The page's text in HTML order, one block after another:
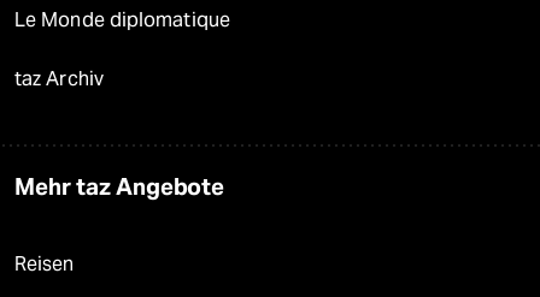
Le Monde diplomatique
taz Archiv
Mehr taz Angebote
Reisen